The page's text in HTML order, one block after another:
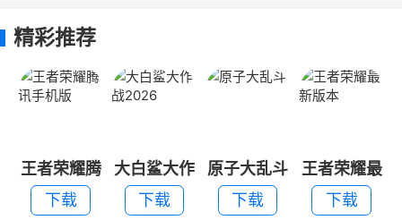
精彩推荐
王者荣耀腾
讯手机版
下载
大白鲨大作
战2026
下载
原子大乱斗
下载
王者荣耀最
新版本
下载